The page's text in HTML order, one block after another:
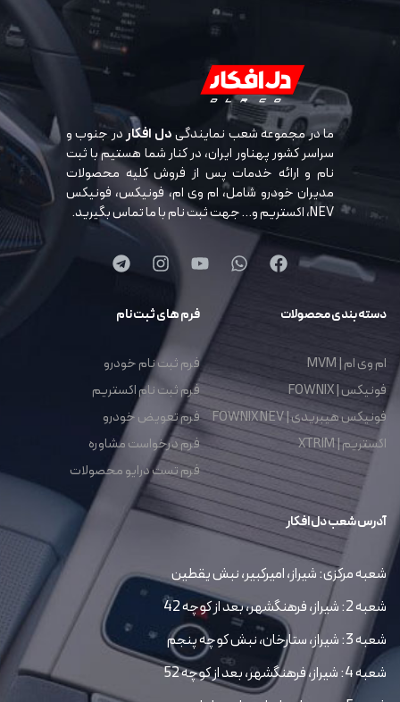
ما در مجموعه شعب نمایندگیدل افکاردر جنوب و
سراسر کشور پهناور ایران، در کنار شما هستیم با ثبت
نام و ارائه خدمات پس از فروش کلیه محصولات
مدیران خودرو شامل، ام وی ام، فونیکس، فونیکس
NEV، اکستریم و… جهت ثبت نام با ما تماس بگیرید.
دسته بندی محصولات
ام وی ام | MVM
فونیکس | FOWNIX
فونیکس هیبریدی | FOWNIX NEV
اکستریم | XTRIM
فرم های ثبت نام
فرم ثبت نام خودرو
فرم ثبت نام اکستریم
فرم تعویض خودرو
فرم درخواست مشاوره
فرم تست درایو محصولات
آدرس شعب دل افکار
شعبه مرکزی: شیراز، امیرکبیر، نبش یقطین
شعبه 2: شیراز، فرهنگشهر، بعد از کوچه 42
شعبه 3: شیراز، ستارخان، نبش کوچه پنجم
شعبه 4: شیراز، فرهنگشهر، بعد از کوچه 52